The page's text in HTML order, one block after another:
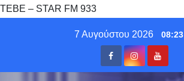
ΤΕΒΕ – STAR FM 933
7 Αυγούστου 2026 08:23